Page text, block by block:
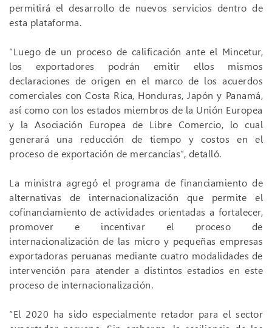
permitirá el desarrollo de nuevos servicios dentro de
esta plataforma.
“Luego de un proceso de calificación ante el Mincetur,
los exportadores podrán emitir ellos mismos
declaraciones de origen en el marco de los acuerdos
comerciales con Costa Rica, Honduras, Japón y Panamá,
así como con los estados miembros de la Unión Europea
y la Asociación Europea de Libre Comercio, lo cual
generará una reducción de tiempo y costos en el
proceso de exportación de mercancías”, detalló.
La ministra agregó el programa de financiamiento de
alternativas de internacionalización que permite el
cofinanciamiento de actividades orientadas a fortalecer,
promover e incentivar el proceso de
internacionalización de las micro y pequeñas empresas
exportadoras peruanas mediante cuatro modalidades de
intervención para atender a distintos estadios en este
proceso de internacionalización.
“El 2020 ha sido especialmente retador para el sector